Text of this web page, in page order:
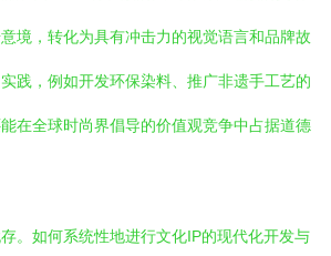
境，转化为具有冲击力的视觉语言和品牌故
践，例如开发环保染料、推广非遗手工艺的
在全球时尚界倡导的价值观竞争中占据道德
。如何系统性地进行文化IP的现代化开发与